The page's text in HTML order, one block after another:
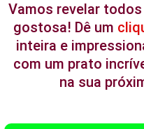
Vamos revelar
gostosa! Dê um
inteira e
com um prato
na sua